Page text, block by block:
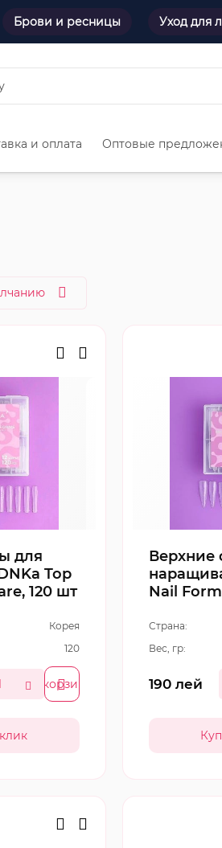
Брови и ресницы Уход для
и оплата Оптовые
для
Top
120 шт
Корея
120
В корзину
Nail
Страна:
Вес, гр:
190лей